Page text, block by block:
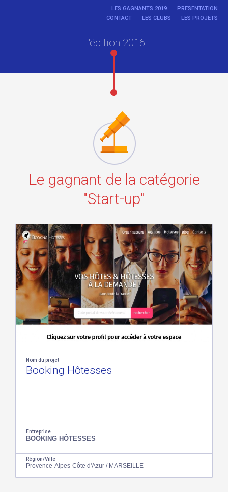
PRESENTATION
LES GAGNANTS 2019
LES PROJETS
LES CLUBS
CONTACT
L'édition 2016
Le gagnant de la catégorie
"Start-up"
Nom du projet
Booking Hôtesses
Entreprise
BOOKING HÔTESSES
Région/Ville
Provence-Alpes-Côte d'Azur / MARSEILLE